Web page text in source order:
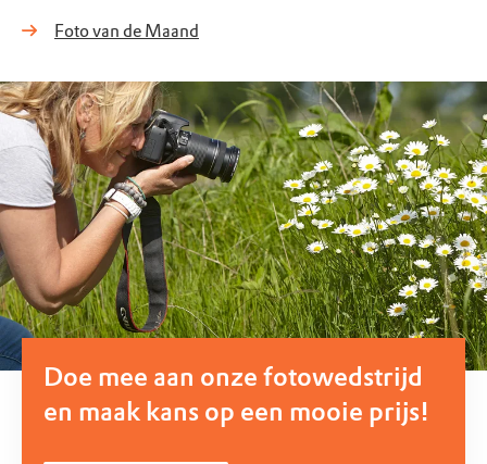
Foto van de Maand
Doe mee aan onze fotowedstrijd
en maak kans op een mooie prijs!